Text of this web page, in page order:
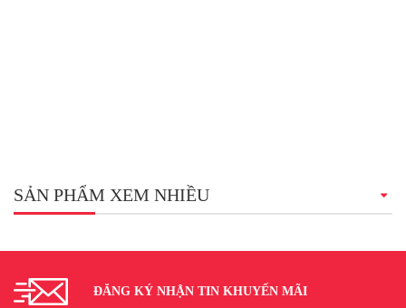
SẢN PHẨM XEM NHIỀU
ĐĂNG KÝ NHẬN TIN KHUYẾN MÃI